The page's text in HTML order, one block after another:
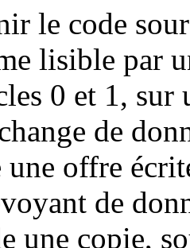
le code
lisible par
0 et 1,
de
une offre
de
une copie,